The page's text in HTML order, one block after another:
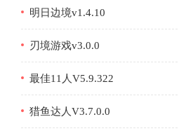
明日边境v1.4.10
刃境游戏v3.0.0
最佳11人V5.9.322
猎鱼达人V3.7.0.0